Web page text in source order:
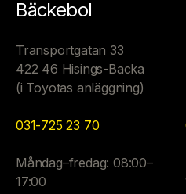
Bäckebol
Transportgatan 33
422 46 Hisings-Backa
(i Toyotas anläggning)
031-725 23 70
Måndag–fredag: 08:00–
17:00